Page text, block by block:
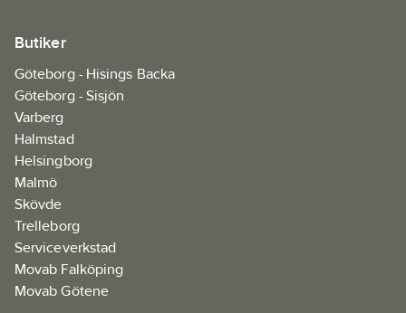
Butiker
Göteborg - Hisings Backa
Göteborg - Sisjön
Varberg
Halmstad
Helsingborg
Malmö
Skövde
Trelleborg
Serviceverkstad
Movab Falköping
Movab Götene